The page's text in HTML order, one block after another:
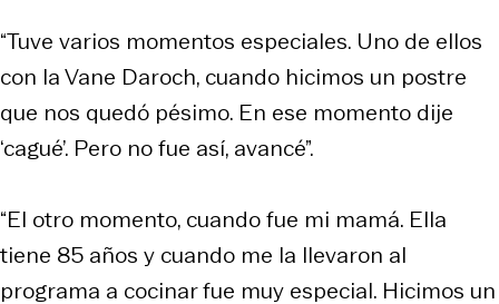
“Tuve varios momentos especiales. Uno de ellos
con la Vane Daroch, cuando hicimos un postre
que nos quedó pésimo. En ese momento dije
‘cagué’. Pero no fue así, avancé”.
“El otro momento, cuando fue mi mamá. Ella
tiene 85 años y cuando me la llevaron al
programa a cocinar fue muy especial. Hicimos un